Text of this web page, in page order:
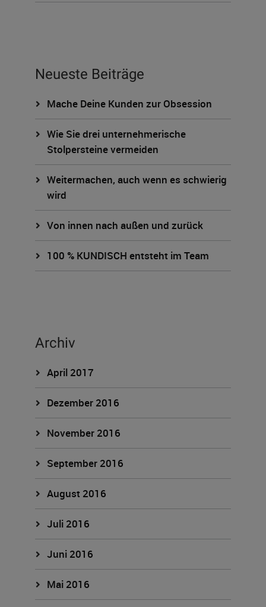
Neueste Beiträge
Mache Deine Kunden zur Obsession
Wie Sie drei unternehmerische
Stolpersteine vermeiden
Weitermachen, auch wenn es schwierig
wird
Von innen nach außen und zurück
100 % KUNDISCH entsteht im Team
Archiv
April 2017
Dezember 2016
November 2016
September 2016
August 2016
Juli 2016
Juni 2016
Mai 2016